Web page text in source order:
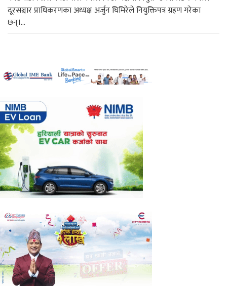
दूरसञ्चार प्राधिकरणका अध्यक्ष अर्जुन घिमिरेले नियुक्तिपत्र ग्रहण गरेका
छन्।...